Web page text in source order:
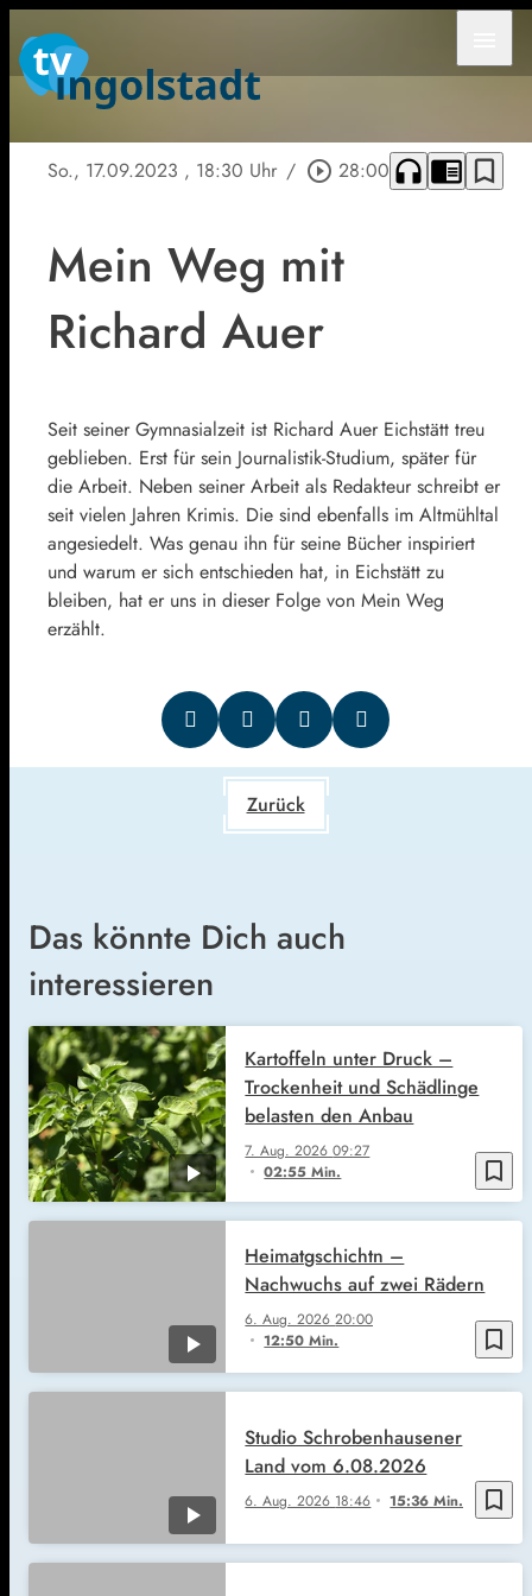
So., 17.09.2023 , 18:30 Uhr / play_circle_outline 28:00 headphones chrome_reader_mode bookmark_border
Mein Weg mit
Richard Auer
Seit seiner Gymnasialzeit ist Richard Auer Eichstätt treu
geblieben. Erst für sein Journalistik-Studium, später für
die Arbeit. Neben seiner Arbeit als Redakteur schreibt er
seit vielen Jahren Krimis. Die sind ebenfalls im Altmühltal
angesiedelt. Was genau ihn für seine Bücher inspiriert
und warum er sich entschieden hat, in Eichstätt zu
bleiben, hat er uns in dieser Folge von Mein Weg
erzählt.
Zurück
Das könnte Dich auch
interessieren
bookmark_border
7. Aug. 202609:27
02:55 Min.
Kartoffeln unter Druck –
Trockenheit und Schädlinge
belasten den Anbau
bookmark_border
6. Aug. 202620:00
12:50 Min.
Heimatgschichtn –
Nachwuchs auf zwei Rädern
bookmark_border
6. Aug. 2026 18:46 15:36 Min.
Studio Schrobenhausener
Land vom 6.08.2026